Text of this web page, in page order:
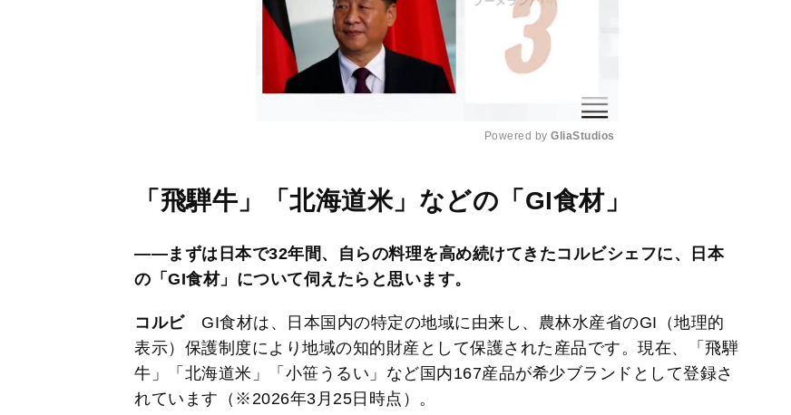
M
u
e
Powered by GliaStudios
「飛騨牛」「北海道米」などの 「 GI食材」
――まずは日本で32年間、自らの料理を高め続けてきたコルビシェフに、日本
の「GI食材」について伺えたらと思います。
コルビ GI食材は、日本国内の特定の地域に由来し、農林水産省のGI（地理的
表示）保護制度により地域の知的財産として保護された産品です。現在、「飛騨
牛」「北海道米」「小笹うるい」など国内167産品が希少ブランドとして登録さ
れています（※2026年3月25日時点）。